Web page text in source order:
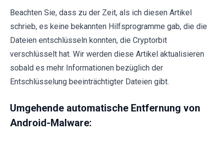
Beachten Sie, dass zu der Zeit, als ich diesen Artikel
schrieb, es keine bekannten Hilfsprogramme gab, die die
Dateien entschlüsseln konnten, die Cryptorbit
verschlüsselt hat. Wir werden diese Artikel aktualisieren
sobald es mehr Informationen bezüglich der
Entschlüsselung beeinträchtigter Dateien gibt.
Umgehende automatische Entfernung von
Android-Malware: